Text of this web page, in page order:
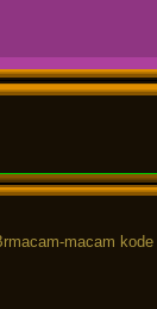
macam